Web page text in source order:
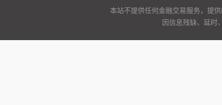
本站不提供任何金融交易服务，提
因信息残缺、延时